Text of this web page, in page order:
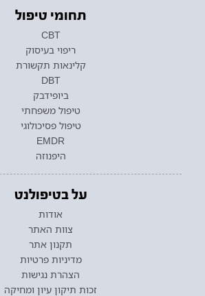
תחומי טיפול
CBT
ריפוי בעיסוק
קלינאות תקשורת
DBT
ביופידבק
טיפול משפחתי
טיפול פסיכולוגי
EMDR
היפנוזה
על בטיפולנט
אודות
צוות האתר
תקנון אתר
מדיניות פרטיות
הצהרת נגישות
זכות תיקון עיון ומחיקה